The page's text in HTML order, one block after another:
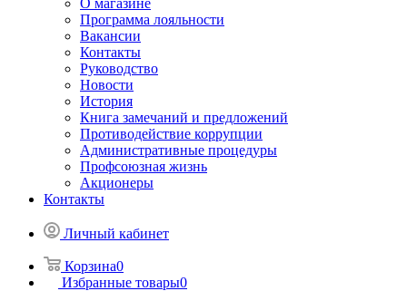
О магазине
Программа лояльности
Вакансии
Контакты
Руководство
Новости
История
Книга замечаний и предложений
Противодействие коррупции
Административные процедуры
Профсоюзная жизнь
Акционеры
Контакты
Личный кабинет
Корзина0
Избранные товары0